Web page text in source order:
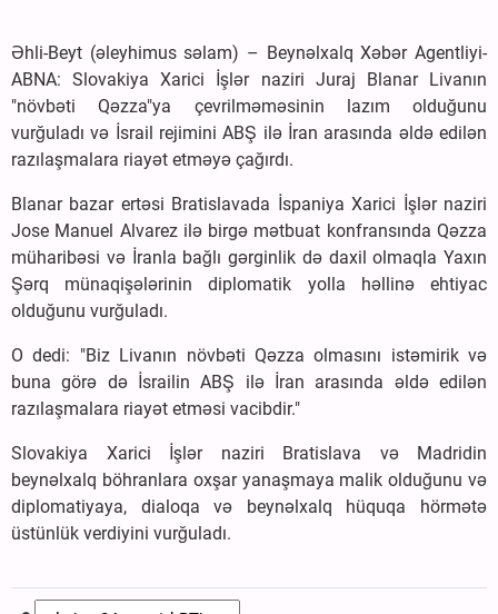
Əhli-Beyt (əleyhimus səlam) – Beynəlxalq Xəbər Agentliyi-
ABNA: Slovakiya Xarici İşlər naziri Juraj Blanar Livanın
"növbəti Qəzza"ya çevrilməməsinin lazım olduğunu
vurğuladı və İsrail rejimini ABŞ ilə İran arasında əldə edilən
razılaşmalara riayət etməyə çağırdı.
Blanar bazar ertəsi Bratislavada İspaniya Xarici İşlər naziri
Jose Manuel Alvarez ilə birgə mətbuat konfransında Qəzza
müharibəsi və İranla bağlı gərginlik də daxil olmaqla Yaxın
Şərq münaqişələrinin diplomatik yolla həllinə ehtiyac
olduğunu vurğuladı.
O dedi: "Biz Livanın növbəti Qəzza olmasını istəmirik və
buna görə də İsrailin ABŞ ilə İran arasında əldə edilən
razılaşmalara riayət etməsi vacibdir."
Slovakiya Xarici İşlər naziri Bratislava və Madridin
beynəlxalq böhranlara oxşar yanaşmaya malik olduğunu və
diplomatiyaya, dialoqa və beynəlxalq hüquqa hörmətə
üstünlük verdiyini vurğuladı.